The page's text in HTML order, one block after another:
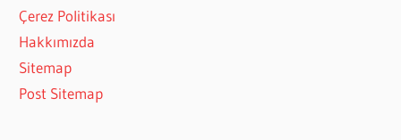
Çerez Politikası
Hakkımızda
Sitemap
Post Sitemap